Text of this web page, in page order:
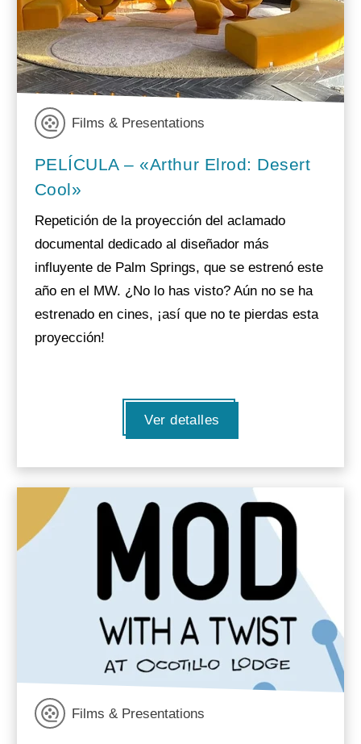
Films & Presentations
PELÍCULA – «Arthur Elrod: Desert
Cool»
Repetición de la proyección del aclamado
documental dedicado al diseñador más
influyente de Palm Springs, que se estrenó este
año en el MW. ¿No lo has visto? Aún no se ha
estrenado en cines, ¡así que no te pierdas esta
proyección!
Ver detalles
Films & Presentations